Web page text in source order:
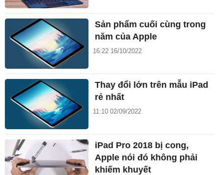
Sản phẩm cuối cùng trong
năm của Apple
16:22 16/10/2022
Thay đổi lớn trên mẫu iPad
rẻ nhất
11:10 02/09/2022
iPad Pro 2018 bị cong,
Apple nói đó không phải
khiếm khuyết